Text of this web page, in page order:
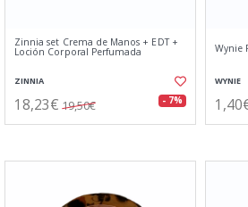
Zinnia set Crema de Manos + EDT +
Loción Corporal Perfumada
ZINNIA
18,23€ 19,50€ - 7%
Wynie
WYNIE